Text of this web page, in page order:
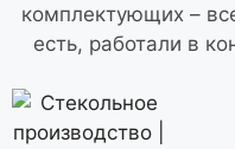
комплектующих –
есть, работали в